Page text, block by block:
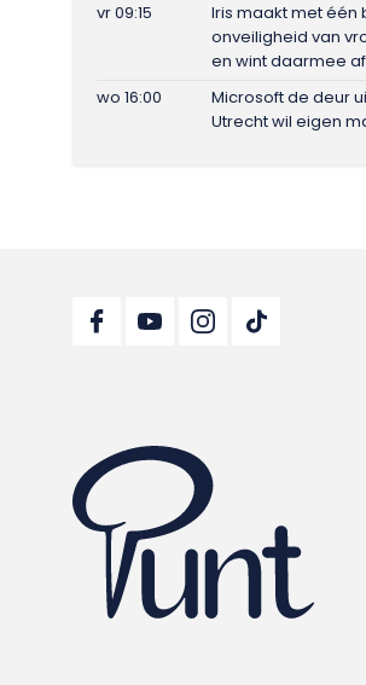
vr 09:15
Iris maakt met één
onveiligheid van
en wint daarmee
wo 16:00
Microsoft de deur
Utrecht wil eigen